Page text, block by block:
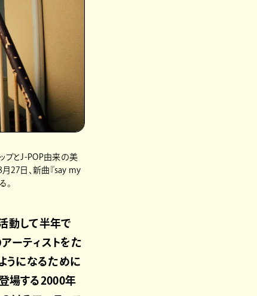
プとJ-POP由来の美
27日、新曲『say my
。
動して半年で
ーティストをた
うになるために
場する2000年